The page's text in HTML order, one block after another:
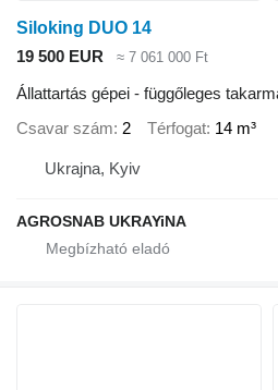
Siloking DUO 14
19 500 EUR
≈ 7 061 000 Ft
Állattartás gépei - függőleges
Csavar szám 2 Térfogat 14 m³
Ukrajna, Kyiv
AGROSNAB UKRAYiNA